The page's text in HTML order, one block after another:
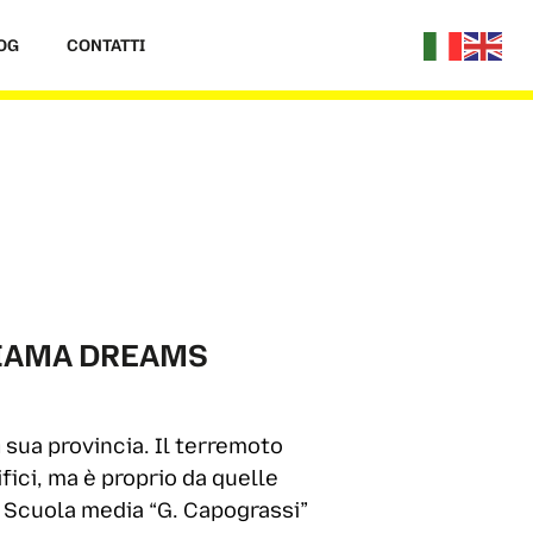
CONTATTI
DREAMS
provincia. Il terremoto
ma è proprio da quelle
media “G. Capograssi”